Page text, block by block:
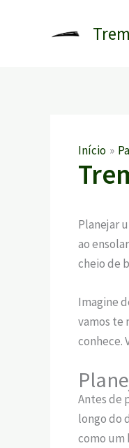
Início
Planejar
ao
cheio de
Imagine
vamos te
conhece.
Antes de
longo do
como um